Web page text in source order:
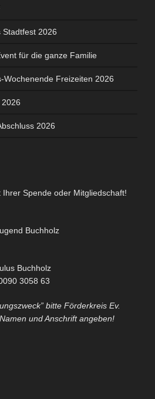
Stadtfest 2026
für die ganze Familie
Wochenende Freizeiten 2026
2026
Spende oder Mitgliedschaft!
Buchholz
Buchholz
3058 63
bitte Förderkreis Ev.
und Anschrift angeben!